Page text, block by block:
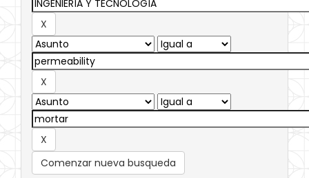
Comenzar nueva busqueda